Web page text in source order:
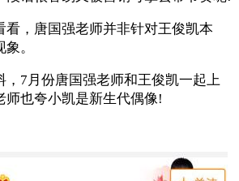
，唐国强老师并非针对王俊凯本
。
7月份唐国强老师和王俊凯一起上
师也夸小凯是新生代偶像!